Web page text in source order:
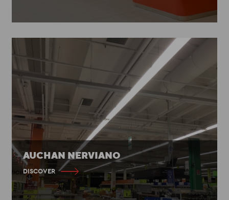
AUCHAN NERVIANO
DISCOVER